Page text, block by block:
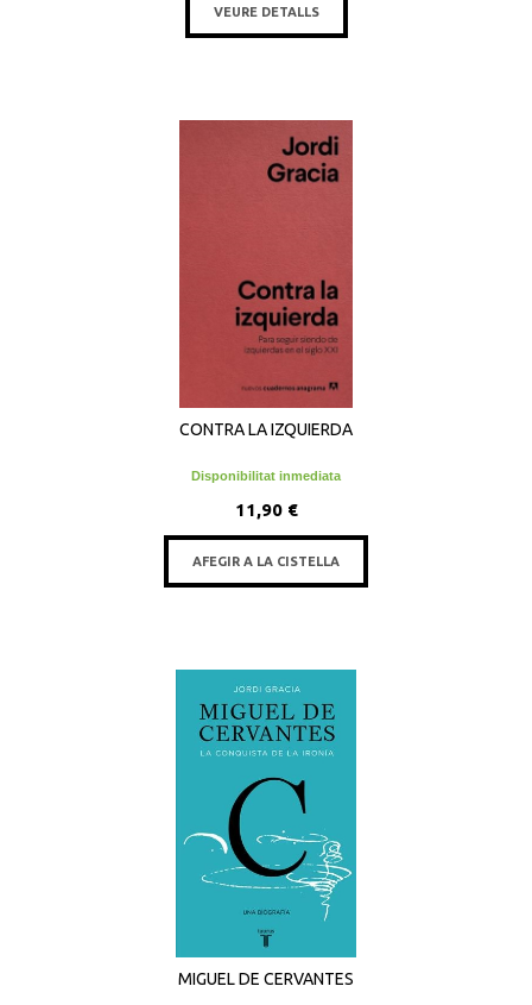
VEURE DETALLS
CONTRA LA IZQUIERDA
Disponibilitat inmediata
11,90 €
AFEGIR A LA CISTELLA
MIGUEL DE CERVANTES